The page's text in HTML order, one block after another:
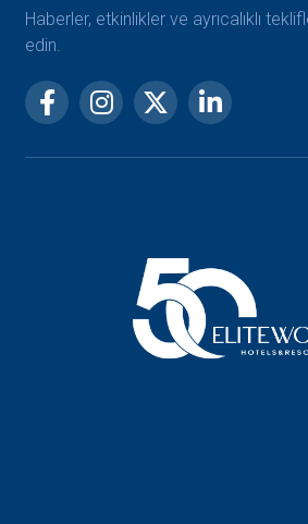
Haberler, etkinlikler ve ayrıcalıklı
edin.